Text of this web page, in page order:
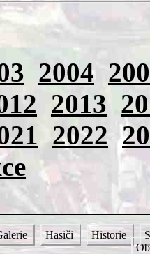
2004
2013
2022
Hasiči Historie